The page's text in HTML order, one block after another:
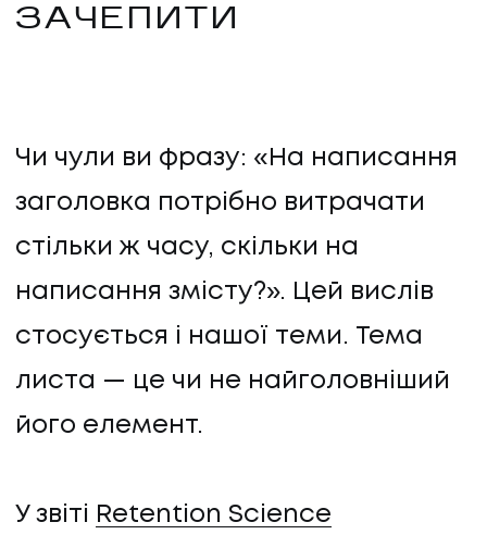
ЗАЧЕПИТИ
Чи чули ви фразу: «На написання
заголовка потрібно витрачати
стільки ж часу, скільки на
написання змісту?». Цей вислів
стосується і нашої теми. Тема
листа — це чи не найголовніший
його елемент.
У звіті Retention Science